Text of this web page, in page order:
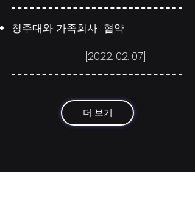
청주대와 가족회사 협약
[2022. 02. 07]
더 보기